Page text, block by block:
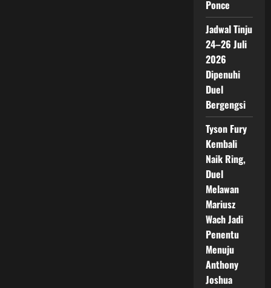
Ponce
Jadwal Tinju
24–26 Juli
2026
Dipenuhi
Duel
Bergengsi
Tyson Fury
Kembali
Naik Ring,
Duel
Melawan
Mariusz
Wach Jadi
Penentu
Menuju
Anthony
Joshua